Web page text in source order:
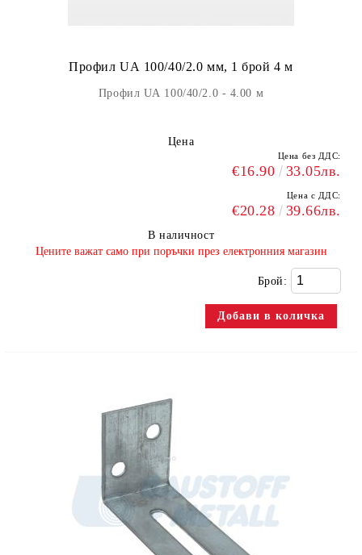
Профил UА 100/40/2.0 мм, 1 брой 4 м
Профил UА 100/40/2.0 - 4.00 м
Цена
Цена без ДДС:
€16.90 33.05лв.
Цена с ДДС:
€20.28 39.66лв.
В наличност
​Цените важат само при поръчки през електронния магазин
Брой: